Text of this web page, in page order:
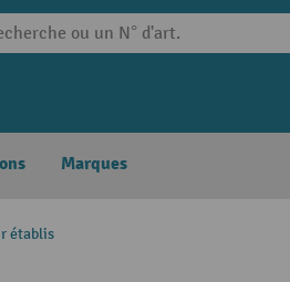
Marques
établis